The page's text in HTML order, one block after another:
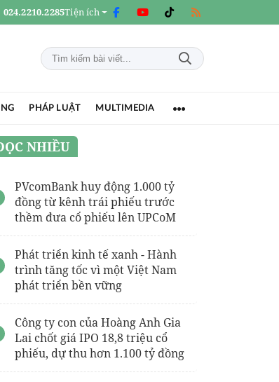
024.2210.2285Tiện ích
PHÁP LUẬT MULTIMEDIA
NHIỀU
PVcomBank huy động 1.000 tỷ
đồng từ kênh trái phiếu trước
thềm đưa cổ phiếu lên UPCoM
Phát triển kinh tế xanh - Hành
trình tăng tốc vì một Việt Nam
phát triển bền vững
Công ty con của Hoàng Anh Gia
Lai chốt giá IPO 18,8 triệu cổ
phiếu, dự thu hơn 1.100 tỷ đồng